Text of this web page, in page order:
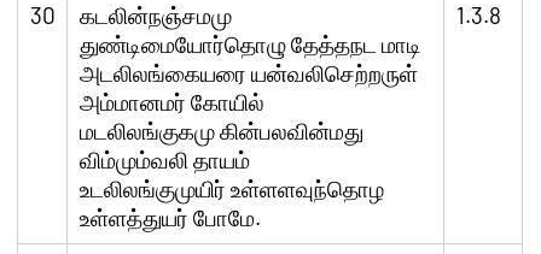
30
கடலின்நஞ்சமமு
துண்டிமையோர்தொழு தேத்தநட மாடி
அடலிலங்கையரை யன்வலிசெற்றருள்
அம்மானமர் கோயில்
மடலிலங்குகமு கின்பலவின்மது
விம்மும்வலி தாயம்
உடலிலங்குமுயிர் உள்ளளவுந்தொழ
உள்ளத்துயர் போமே.
1.3.8